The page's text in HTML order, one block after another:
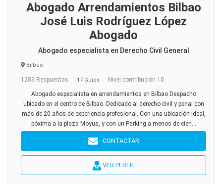
Abogado Arrendamientos Bilbao
José Luis Rodríguez López
Abogado
Abogado especialista en Derecho Civil General
Bilbao
1283 Respuestas 17 Guías Nivel contribución 10
Abogado especialista en arrendamientos en Bilbao Despacho
ubicado en el centro de Bilbao. Dedicado al derecho civil y penal con
más de 20 años de experiencia profesional. Con una ubicación ideal,
póxima a la plaza Moyua, y con un Parking a menos de cien...
CONTACTAR
VER PERFIL